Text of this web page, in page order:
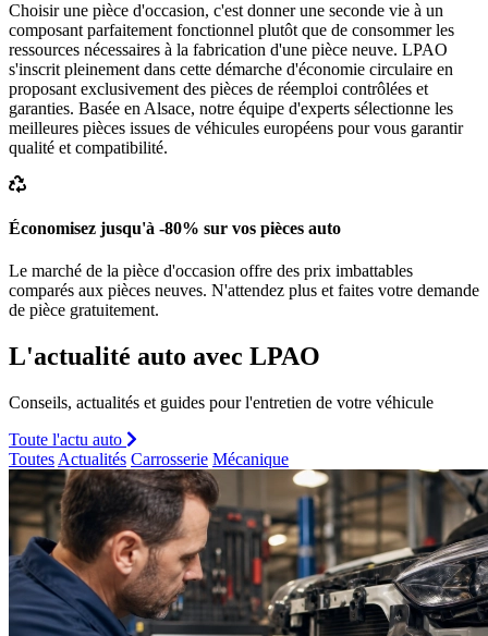
Choisir une pièce d'occasion, c'est donner une seconde vie à un
composant parfaitement fonctionnel plutôt que de consommer les
ressources nécessaires à la fabrication d'une pièce neuve. LPAO
s'inscrit pleinement dans cette démarche d'économie circulaire en
proposant exclusivement des pièces de réemploi contrôlées et
garanties. Basée en Alsace, notre équipe d'experts sélectionne les
meilleures pièces issues de véhicules européens pour vous garantir
qualité et compatibilité.
Économisez jusqu'à -80% sur vos pièces auto
Le marché de la pièce d'occasion offre des prix imbattables
comparés aux pièces neuves. N'attendez plus et faites votre demande
de pièce gratuitement.
L'actualité auto avec LPAO
Conseils, actualités et guides pour l'entretien de votre véhicule
Toute l'actu auto
Toutes Actualités Carrosserie Mécanique